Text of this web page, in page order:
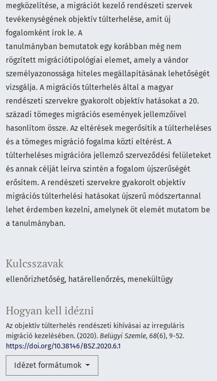
Kulcsszavak
ellenőrizhetőség határellenőrzés menekültügy
Hogyan kell idézni
Az objektív túlterhelés rendészeti kihívásai az irreguláris
migráció kezelésében. (2020). Belügyi Szemle, 68(6), 9-52.
https://doi.org/10.38146/BSZ.2020.6.1
Idézet formátumok
megközelítése, a migrációt kezelő rendészeti szervek
tevékenységének objektív túlterhelése, amit új
fogalomként írok le. A
tanulmányban bemutatok egy korábban még nem
rögzített migrációtipológiai elemet, amely a vándor
személyazonossága hiteles megállapításának lehetőségét
vizsgálja. A migrációs túlterhelés által a magyar
rendészeti szervekre gyakorolt objektív hatásokat a 20.
századi tömeges migrációs események jellemzőivel
hasonlítom össze. Az eltérések megerősítik a túlterheléses
és a tömeges migráció fogalma közti eltérést. A
túlterheléses migrációra jellemző szerveződési felületeket
és annak célját leírva szintén a fogalom újszerűségét
erősítem. A rendészeti szervekre gyakorolt objektív
migrációs túlterhelési hatásokat újszerű módszertannal
lehet érdemben kezelni, amelynek öt elemét mutatom be
a tanulmányban.